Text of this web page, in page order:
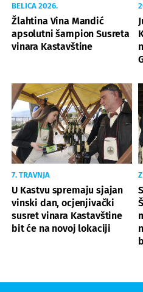
BELICA 2026.
Žlahtina Vina Mandić
apsolutni šampion Susreta
vinara Kastavštine
7. TRAVNJA
U Kastvu spremaju sjajan
vinski dan, ocjenjivački
susret vinara Kastavštine
bit će na novoj lokaciji